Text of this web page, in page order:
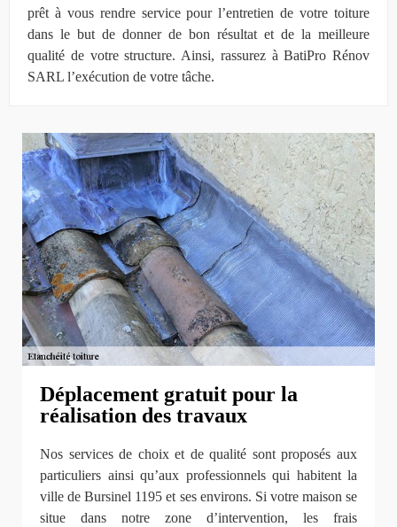
prêt à vous rendre service pour l’entretien de votre toiture
dans le but de donner de bon résultat et de la meilleure
qualité de votre structure. Ainsi, rassurez à BatiPro Rénov
SARL l’exécution de votre tâche.
Déplacement gratuit pour la
réalisation des travaux
Nos services de choix et de qualité sont proposés aux
particuliers ainsi qu’aux professionnels qui habitent la
ville de Bursinel 1195 et ses environs. Si votre maison se
situe dans notre zone d’intervention, les frais